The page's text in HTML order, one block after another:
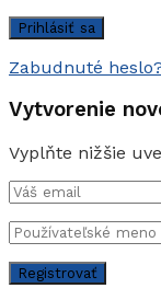
Zabudnuté
Vytvorenie
Vyplňte nižšie